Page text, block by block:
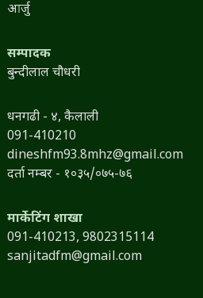
आर्जु
सम्पादक
बुन्दीलाल चौधरी
धनगढी - ४, कैलाली
091-410210
dineshfm93.8mhz@gmail.com
दर्ता नम्बर - १०३५/०७५-७६
मार्केटिंग शाखा
091-410213, 9802315114
sanjitadfm@gmail.com